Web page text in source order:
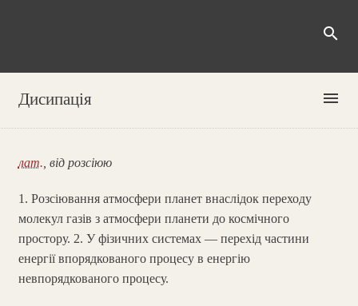
search
Дисипація menu
лат. , від розсіюю
1. Розсіювання атмосфери планет внаслідок переходу
молекул газів з атмосфери планети до космічного
простору. 2. У фізичних системах — перехід частини
енергії впорядкованого процесу в енергію
невпорядкованого процесу.